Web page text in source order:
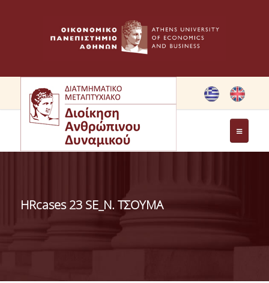
ΧΑΙΡΕΤΙΣΜΟΣ ΔΙΕΥΘΥΝΤΡΙΑΣ ΔΠΜΣ
ΧΑΙΡΕΤΙΣΜΟΣ ΙΔΡΥΤΡΙΑΣ
HRcases 23 SE_Ν. ΤΣΟΥΜΑ